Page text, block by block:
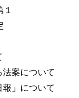
１
案について
」について